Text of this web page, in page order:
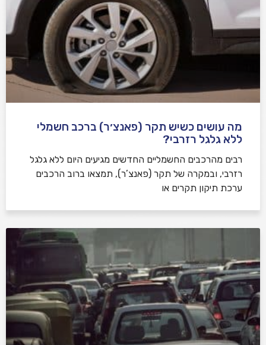
מה עושים כשיש תקר (פאנצ׳ר) ברכב חשמלי
ללא גלגל רזרבי?
רבים מהרכבים החשמליים החדשים מגיעים היום ללא גלגל
רזרבי, ובמקרה של תקר (פאנצ’ר), תמצאו ברוב הרכבים
ערכת תיקון תקרים או